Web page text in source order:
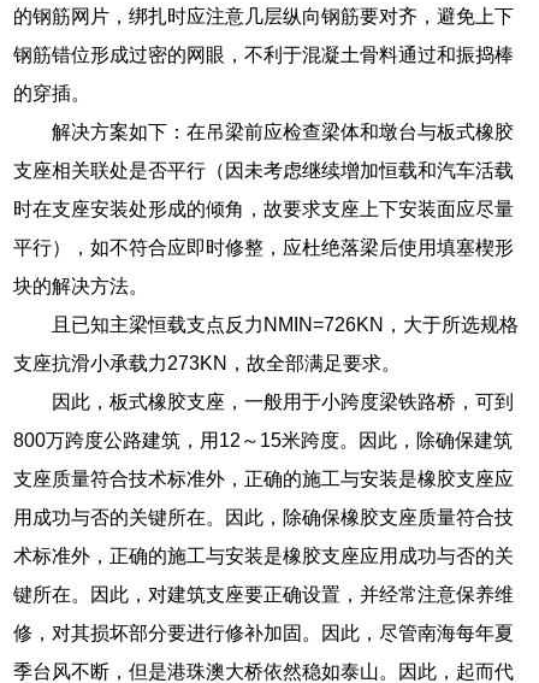
的钢筋网片，绑扎时应注意几层纵向钢筋要对齐，避免上下
钢筋错位形成过密的网眼，不利于混凝土骨料通过和振捣棒
的穿插。
解决方案如下：在吊梁前应检查梁体和墩台与板式橡胶
支座相关联处是否平行（因未考虑继续增加恒载和汽车活载
时在支座安装处形成的倾角，故要求支座上下安装面应尽量
平行），如不符合应即时修整，应杜绝落梁后使用填塞楔形
块的解决方法。
且已知主梁恒载支点反力NMIN=726KN，大于所选规格
支座抗滑小承载力273KN，故全部满足要求。
因此，板式橡胶支座，一般用于小跨度梁铁路桥，可到
800万跨度公路建筑，用12～15米跨度。因此，除确保建筑
支座质量符合技术标准外，正确的施工与安装是橡胶支座应
用成功与否的关键所在。因此，除确保橡胶支座质量符合技
术标准外，正确的施工与安装是橡胶支座应用成功与否的关
键所在。因此，对建筑支座要正确设置，并经常注意保养维
修，对其损坏部分要进行修补加固。因此，尽管南海每年夏
季台风不断，但是港珠澳大桥依然稳如泰山。因此，起而代